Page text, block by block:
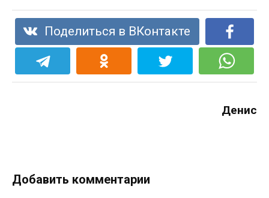
Поделиться в ВКонтакте
Денис
Добавить комментарии